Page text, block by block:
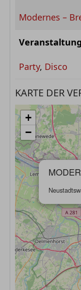
Modernes –
Party, Disco
KARTE DER
+
−